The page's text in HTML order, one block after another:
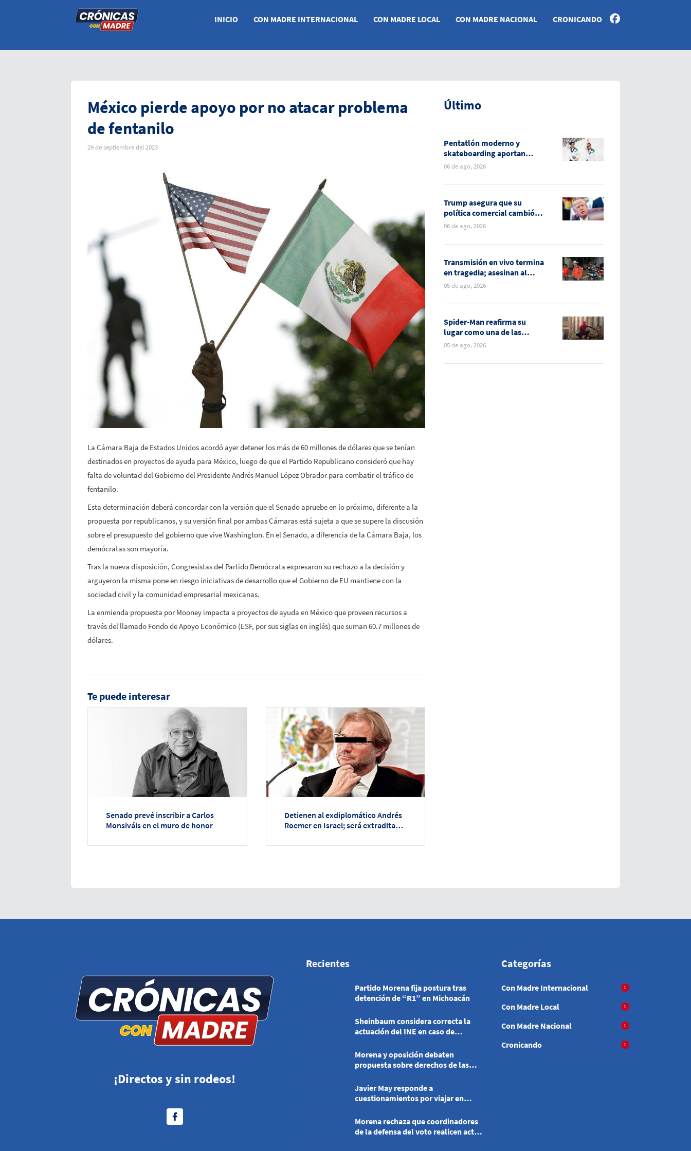
INICIO CON MADRE INTERNACIONAL CON MADRE LOCAL CON MADRE NACIONAL CRONICANDO
México pierde apoyo por no atacar problema
de fentanilo
29 de septiembre del 2023
La Cámara Baja de Estados Unidos acordó ayer detener los más de 60 millones de dólares que se tenían
destinados en proyectos de ayuda para México, luego de que el Partido Republicano consideró que hay
falta de voluntad del Gobierno del Presidente Andrés Manuel López Obrador para combatir el tráfico de
fentanilo.
Esta determinación deberá concordar con la versión que el Senado apruebe en lo próximo, diferente a la
propuesta por republicanos, y su versión final por ambas Cámaras está sujeta a que se supere la discusión
sobre el presupuesto del gobierno que vive Washington. En el Senado, a diferencia de la Cámara Baja, los
demócratas son mayoría.
Tras la nueva disposición, Congresistas del Partido Demócrata expresaron su rechazo a la decisión y
arguyeron la misma pone en riesgo iniciativas de desarrollo que el Gobierno de EU mantiene con la
sociedad civil y la comunidad empresarial mexicanas.
La enmienda propuesta por Mooney impacta a proyectos de ayuda en México que proveen recursos a
través del llamado Fondo de Apoyo Económico (ESF, por sus siglas en inglés) que suman 60.7 millones de
dólares.
Te puede interesar
Senado prevé inscribir a Carlos
Monsiváis en el muro de honor
Detienen al exdiplomático Andrés
Roemer en Israel; será extraditado
Último
Pentatlón moderno y
skateboarding aportan
nuevas medallas para
06 de ago, 2026
Trump asegura que su
política comercial cambió la
relación de EE.UU. con el
06 de ago, 2026
Transmisión en vivo termina
en tragedia; asesinan al
influencer César Gastélum
05 de ago, 2026
Spider-Man reafirma su
lugar como una de las
franquicias más exitosas del
05 de ago, 2026
¡Directos y sin rodeos!
Recientes
Partido Morena fija postura tras
detención de “R1” en Michoacán
Sheinbaum considera correcta la
actuación del INE en caso de
Morena y oposición debaten
propuesta sobre derechos de las
Javier May responde a
cuestionamientos por viajar en
Morena rechaza que coordinadores
de la defensa del voto realicen actos
Categorías
Con Madre Internacional 1
Con Madre Local 1
Con Madre Nacional 1
Cronicando 1